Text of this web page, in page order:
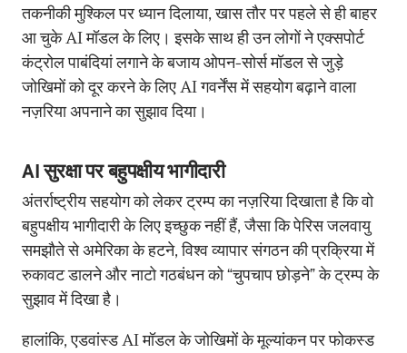
तकनीकी मुश्किल पर ध्यान दिलाया, खास तौर पर पहले से ही बाहर
आ चुके AI मॉडल के लिए। इसके साथ ही उन लोगों ने एक्सपोर्ट
कंट्रोल पाबंदियां लगाने के बजाय ओपन-सोर्स मॉडल से जुड़े
जोखिमों को दूर करने के लिए AI गवर्नेंस में सहयोग बढ़ाने वाला
नज़रिया अपनाने का सुझाव दिया।
AI सुरक्षा पर बहुपक्षीय भागीदारी
अंतर्राष्ट्रीय सहयोग को लेकर ट्रम्प का नज़रिया दिखाता है कि वो
बहुपक्षीय भागीदारी के लिए इच्छुक नहीं हैं, जैसा कि पेरिस जलवायु
समझौते से अमेरिका के हटने, विश्व व्यापार संगठन की प्रक्रिया में
रुकावट डालने और नाटो गठबंधन को “चुपचाप छोड़ने” के ट्रम्प के
सुझाव में दिखा है।
हालांकि, एडवांस्ड AI मॉडल के जोखिमों के मूल्यांकन पर फोकस्ड